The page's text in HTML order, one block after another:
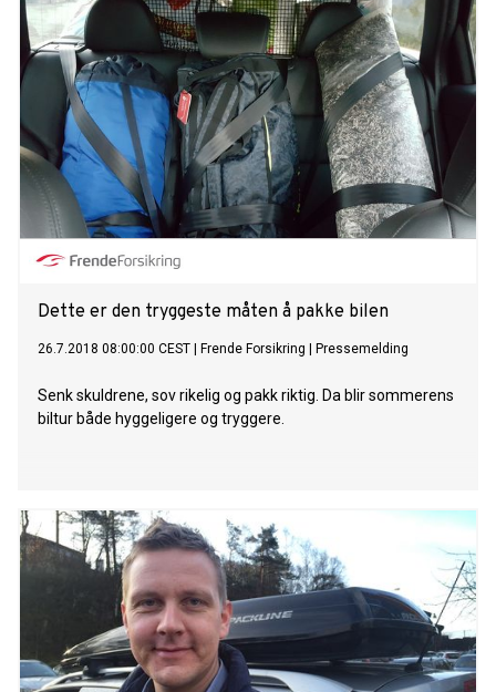
Dette er den tryggeste måten å pakke bilen
26.7.2018 08:00:00 CEST Frende Forsikring Pressemelding
Senk skuldrene, sov rikelig og pakk riktig. Da blir sommerens
biltur både hyggeligere og tryggere.